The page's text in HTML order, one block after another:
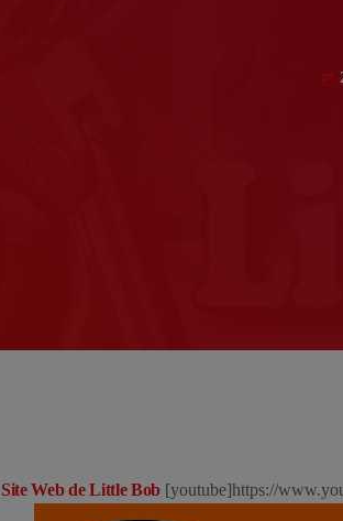
Site Web de Little Bob[youtube]https://